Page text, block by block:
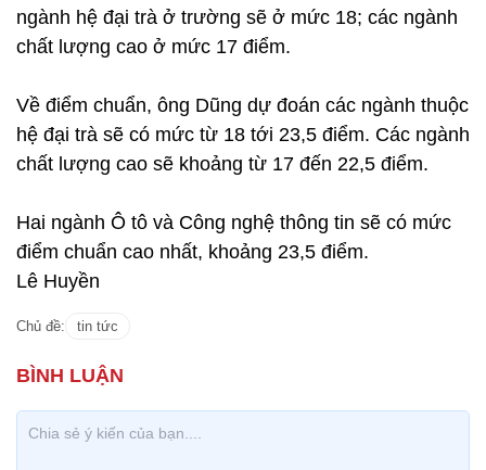
ngành hệ đại trà ở trường sẽ ở mức 18; các ngành
chất lượng cao ở mức 17 điểm.
Về điểm chuẩn, ông Dũng dự đoán các ngành thuộc
hệ đại trà sẽ có mức từ 18 tới 23,5 điểm. Các ngành
chất lượng cao sẽ khoảng từ 17 đến 22,5 điểm.
Hai ngành Ô tô và Công nghệ thông tin sẽ có mức
điểm chuẩn cao nhất, khoảng 23,5 điểm.
Lê Huyền
Chủ đề: tin tức